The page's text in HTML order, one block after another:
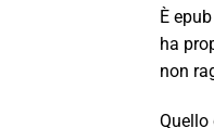
È
ha
non
Quello